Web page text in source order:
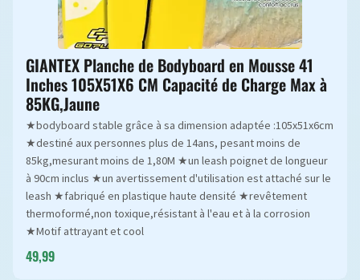
GIANTEX Planche de Bodyboard en Mousse 41
Inches 105X51X6 CM Capacité de Charge Max à
85KG,Jaune
★bodyboard stable grâce à sa dimension adaptée :105x51x6cm
★destiné aux personnes plus de 14ans, pesant moins de
85kg,mesurant moins de 1,80M ★un leash poignet de longueur
à 90cm inclus ★un avertissement d'utilisation est attaché sur le
leash ★fabriqué en plastique haute densité ★revêtement
thermoformé,non toxique,résistant à l'eau et à la corrosion
★Motif attrayant et cool
49,99